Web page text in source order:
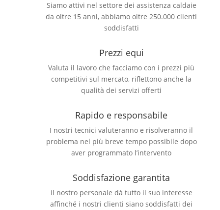
Siamo attivi nel settore dei assistenza caldaie
da oltre 15 anni, abbiamo oltre 250.000 clienti
soddisfatti
Prezzi equi
Valuta il lavoro che facciamo con i prezzi più
competitivi sul mercato, riflettono anche la
qualità dei servizi offerti
Rapido e responsabile
I nostri tecnici valuteranno e risolveranno il
problema nel più breve tempo possibile dopo
aver programmato l’intervento
Soddisfazione garantita
Il nostro personale dà tutto il suo interesse
affinché i nostri clienti siano soddisfatti dei